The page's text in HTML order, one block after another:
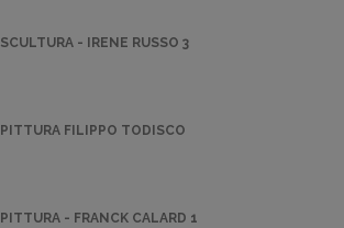
SCULTURA - IRENE RUSSO 3
PITTURA FILIPPO TODISCO
PITTURA - FRANCK CALARD 1